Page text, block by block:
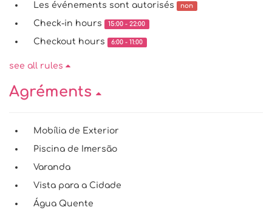
Les événements sont autorisés non
Check-in hours 15:00 - 22:00
Checkout hours 6:00 - 11:00
see all rules
Agréments
Mobília de Exterior
Piscina de Imersão
Varanda
Vista para a Cidade
Água Quente